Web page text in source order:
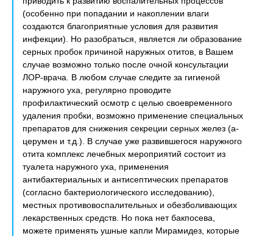
(особенно при попадании и накоплении влаги
создаются благоприятные условия для развития
инфекции). Но разобраться, является ли образование
серных пробок причиной наружных отитов, в Вашем
случае возможно только после очной консультации
ЛОР-врача. В любом случае следите за гигиеной
наружного уха, регулярно проводите
профилактический осмотр с целью своевременного
удаления пробки, возможно применение специальных
препаратов для снижения секреции серных желез (а-
церумен и т.д.). В случае уже развившегося наружного
отита комплекс лечебных мероприятий состоит из
туалета наружного уха, применения
антибактериальных и антисептических препаратов
(согласно бактериологического исследованию),
местных противовоспалительных и обезболивающих
лекарственных средств. Но пока нет бакпосева,
можете применять ушные капли Мирамидез, которые